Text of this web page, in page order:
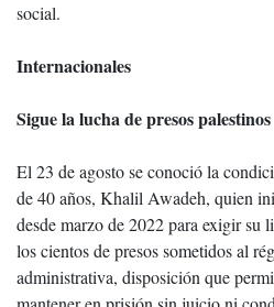
social.
Internacionales
Sigue la lucha de presos palestinos
El 23 de agosto se conoció la
de 40 años, Khalil Awadeh, quien
desde marzo de 2022 para exigir su
los cientos de presos sometidos al
administrativa, disposición que